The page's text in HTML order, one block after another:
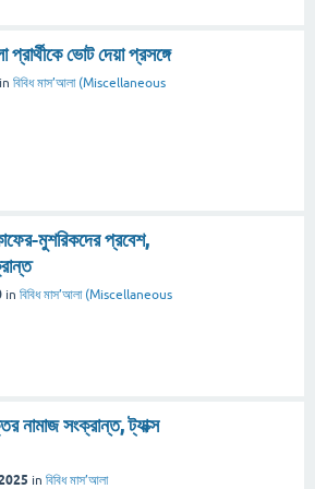
প্রার্থীকে ভোট দেয়া প্রসঙ্গে
in বিবিধ মাস’আলা (Miscellaneous
মুশরিকদের প্রবেশ,
in বিবিধ মাস’আলা (Miscellaneous
নামাজ সংক্রান্ত, ট্যাক্স
in বিবিধ মাস’আলা